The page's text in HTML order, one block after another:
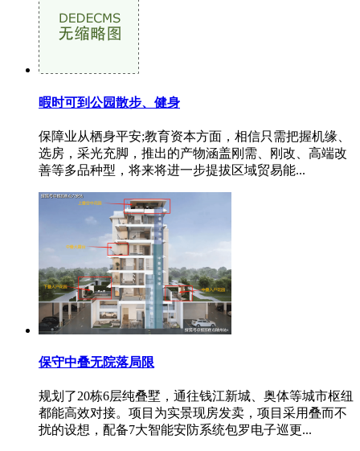
暇时可到公园散步、健身
保障业从栖身平安;教育资本方面，相信只需把握机缘、
选房，采光充脚，推出的产物涵盖刚需、刚改、高端改
善等多品种型，将来将进一步提拔区域贸易能...
保守中叠无院落局限
规划了20栋6层纯叠墅，通往钱江新城、奥体等城市枢纽
都能高效对接。项目为实景现房发卖，项目采用叠而不
扰的设想，配备7大智能安防系统包罗电子巡更...